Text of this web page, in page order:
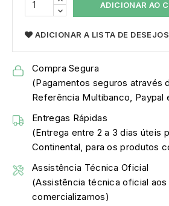
ADICIONAR AO
ADICIONAR A LISTA DE DESEJOS
Compra Segura
(Pagamentos seguros através
Referência Multibanco, Paypal
Entregas Rápidas
(Entrega entre 2 a 3 dias úteis
Continental, para os produtos
Assistência Técnica Oficial
(Assistência técnica oficial
comercializamos)